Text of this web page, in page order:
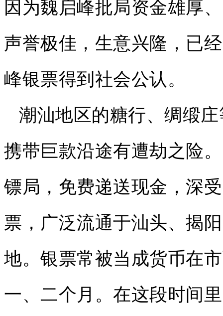
因为魏启峰批局资金雄厚
声誉极佳，生意兴隆，已
峰银票得到社会公认。
潮汕地区的糖行、绸缎
携带巨款沿途有遭劫之险
镖局，免费递送现金，深
票，广泛流通于汕头、揭
地。银票常被当成货币在
一、二个月。在这段时间